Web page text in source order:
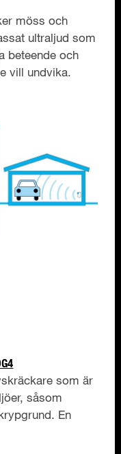
möss och
ultraljud som
beteende och
vill undvika.
som är
såsom
En